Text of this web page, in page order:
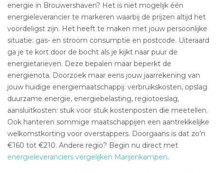
energie in Brouwershaven? Het is niet mogelijk één
energieleverancier te markeren waarbij de prijzen altijd het
voordeligst zijn. Het heeft te maken met jouw persoonlijke
situatie: gas- en stroom consumptie en postcode. Uiteraard
ga je te kort door de bocht als je kijkt naar puur de
energietarieven. Deze bepalen maar beperkt de
energienota. Doorzoek maar eens jouw jaarrekening van
jouw huidige energiemaatschappij: verbruikskosten, opslag
duurzame energie, energiebelasting, regiotoeslag,
aansluitkosten: stuk voor stuk kostenposten die meetellen.
Ook hanteren sommige maatschappijen een aantrekkelijke
welkomstkorting voor overstappers. Doorgaans is dat zo’n
€160 tot €210. Andere regio? Begin nu direct met
energieleveranciers vergelijken Marijenkampen.